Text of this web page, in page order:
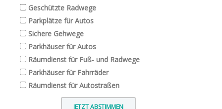
Geschützte Radwege
Parkplätze für Autos
Sichere Gehwege
Parkhäuser für Autos
Räumdienst für Fuß- und Radwege
Parkhäuser für Fahrräder
Räumdienst für Autostraßen